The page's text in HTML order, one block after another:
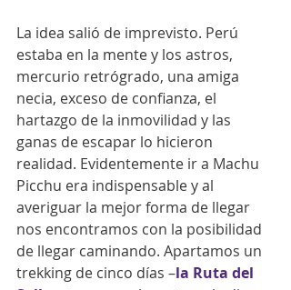
La idea salió de imprevisto. Perú
estaba en la mente y los astros,
mercurio retrógrado, una amiga
necia, exceso de confianza, el
hartazgo de la inmovilidad y las
ganas de escapar lo hicieron
realidad. Evidentemente ir a Machu
Picchu era indispensable y al
averiguar la mejor forma de llegar
nos encontramos con la posibilidad
de llegar caminando. Apartamos un
trekking de cinco días –la Ruta del